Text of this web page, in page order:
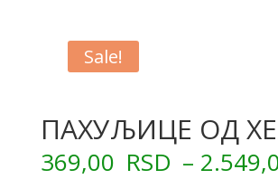
Sale!
ПАХУЉИЦЕ ОД
369,00 RSD –